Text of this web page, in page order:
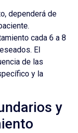
dependerá de
cada 6 a 8
El
de las
y la
y